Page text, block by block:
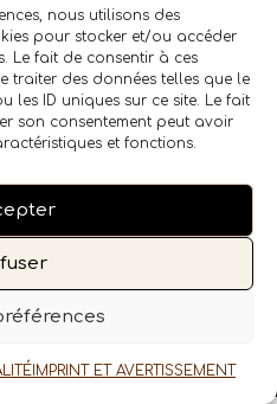
nous utilisons des
pour stocker et/ou accéder
Le fait de consentir à ces
traiter des données telles que le
les ID uniques sur ce site. Le fait
son consentement peut avoir
et fonctions.
IMPRINT ET AVERTISSEMENT
RÉSEAUX SOCIAUX